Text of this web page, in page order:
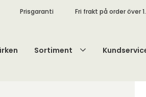
Prisgaranti Fri frakt på order över
Sortiment